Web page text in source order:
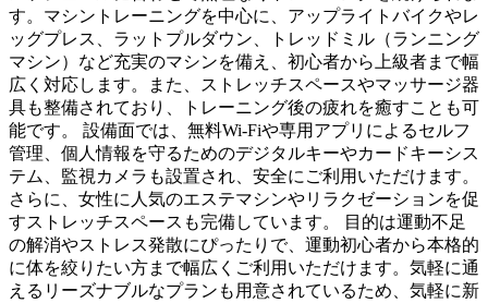
す。マシントレーニングを中心に、アップライトバイクやレ
ッグプレス、ラットプルダウン、トレッドミル（ランニング
マシン）など充実のマシンを備え、初心者から上級者まで幅
広く対応します。また、ストレッチスペースやマッサージ器
具も整備されており、トレーニング後の疲れを癒すことも可
能です。 設備面では、無料Wi-Fiや専用アプリによるセルフ
管理、個人情報を守るためのデジタルキーやカードキーシス
テム、監視カメラも設置され、安全にご利用いただけます。
さらに、女性に人気のエステマシンやリラクゼーションを促
すストレッチスペースも完備しています。 目的は運動不足
の解消やストレス発散にぴったりで、運動初心者から本格的
に体を絞りたい方まで幅広くご利用いただけます。気軽に通
えるリーズナブルなプランも用意されているため、気軽に新